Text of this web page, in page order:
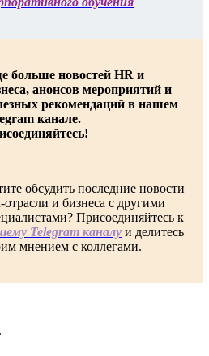
больше новостей HR и
анонсов мероприятий и
рекомендаций в нашем
канале.
обсудить последние новости
отрасли и бизнеса с другими
Присоединяйтесь к
Telegram каналу и делитесь
мнением с коллегами.